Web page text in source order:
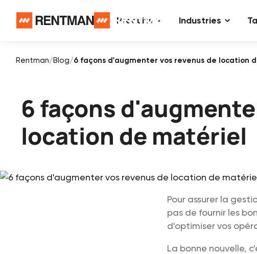
Produits Industries
Rentman/Blog/6 façons d'augmenter vos revenus de location
6 façons
location de matériel
Pour assurer la
pas de fournir les
d'optimiser vos
La bonne nouvelle,